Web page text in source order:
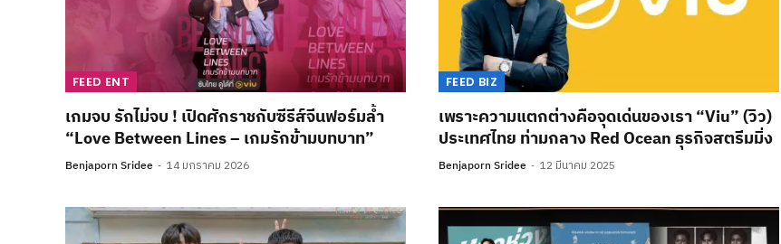
FEED ENT
เกมจบ รักไม่จบ ! เปิดศักราชกับซีรีส์จีนฟอร์มล้ำ
“Love Between Lines – เกมรักข้ามบทบาท”
Benjaporn Sridee 14 มกราคม 2026
FEED BIZ
เพราะความแตกต่างคือจุดเด่นของเรา “Viu” (วิว)
ประเทศไทย ท่ามกลาง Red Ocean ธุรกิจสตรีมมิ่ง
Benjaporn Sridee 12 มีนาคม 2025